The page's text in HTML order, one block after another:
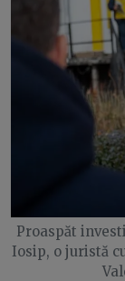
Proaspăt
Iosip, o juristă